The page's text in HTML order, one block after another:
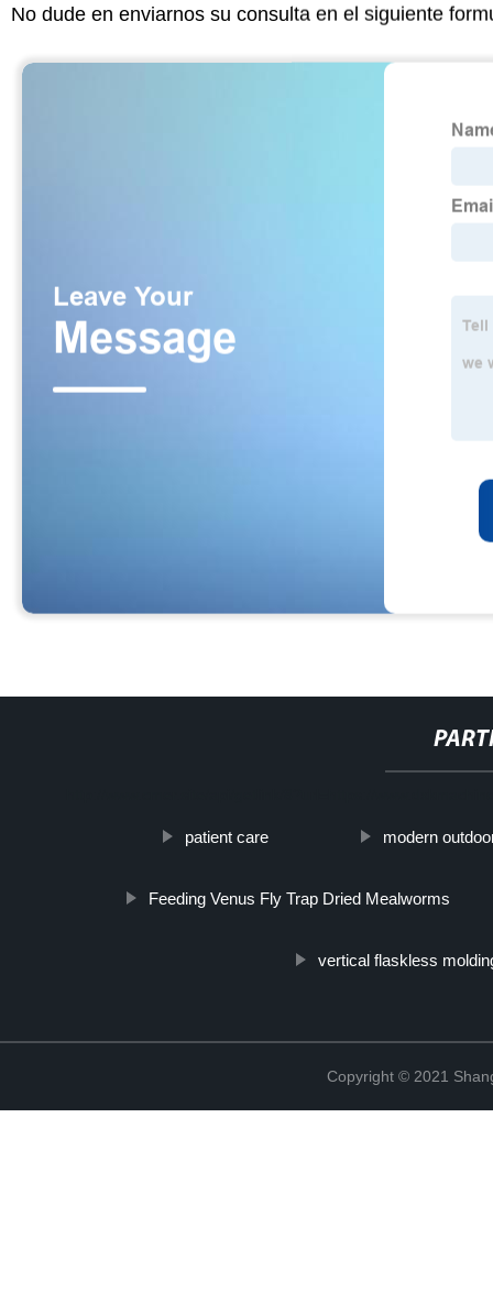
No dude en enviarnos su consulta en el siguiente
patient care modern
Feeding Venus Fly Trap Dried Mealworms
vertical flaskless
Copyright © 2021